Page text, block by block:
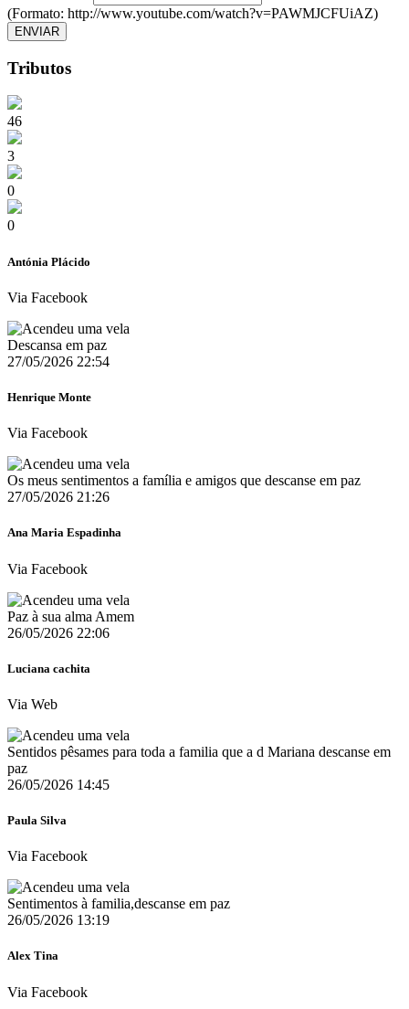
(Formato: http://www.youtube.com/watch?v=PAWMJCFUiAZ)
ENVIAR
Tributos
46
3
0
0
Antónia Plácido
Via Facebook
Descansa em paz
27/05/2026 22:54
Henrique Monte
Via Facebook
Os meus sentimentos a família e amigos que descanse em paz
27/05/2026 21:26
Ana Maria Espadinha
Via Facebook
Paz à sua alma Amem
26/05/2026 22:06
Luciana cachita
Via Web
Sentidos pêsames para toda a familia que a d Mariana descanse em
paz
26/05/2026 14:45
Paula Silva
Via Facebook
Sentimentos à familia,descanse em paz
26/05/2026 13:19
Alex Tina
Via Facebook